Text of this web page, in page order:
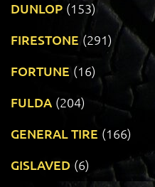
DUNLOP (153)
FIRESTONE (291)
FORTUNE (16)
FULDA (204)
GENERAL TIRE (166)
GISLAVED (6)